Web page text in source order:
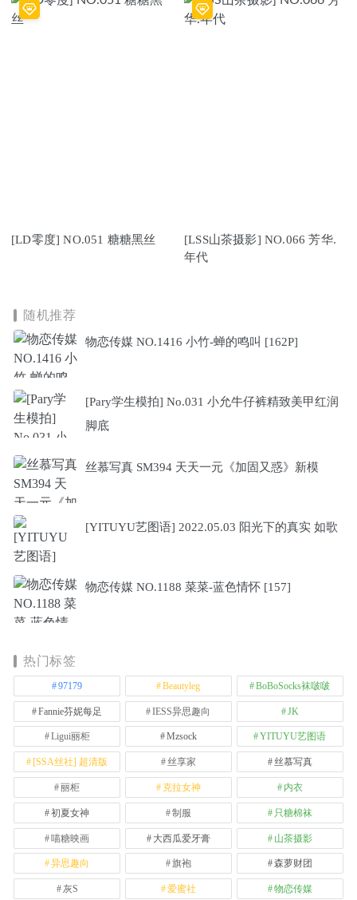
[LD零度] NO.051 糖糖黑丝
[LSS山茶摄影] NO.066 芳华.
年代
随机推荐
物恋传媒 NO.1416 小竹-蝉的鸣叫 [162P]
[Pary学生模拍] No.031 小允牛仔裤精致美甲红润
脚底
丝慕写真 SM394 天天一元《加固又惑》新模
[YITUYU艺图语] 2022.05.03 阳光下的真实 如歌
物恋传媒 NO.1188 菜菜-蓝色情怀 [157]
热门标签
97179 Beautyleg BoBoSocks袜啵啵
Fannie芬妮每足 IESS异思趣向 JK
Ligui丽柜 Mzsock YITUYU艺图语
[SSA丝社] 超清版 丝享家 丝慕写真
丽柜 克拉女神 内衣
初夏女神 制服 只糖棉袜
喵糖映画 大西瓜爱牙膏 山茶摄影
异思趣向 旗袍 森萝财团
灰S 爱蜜社 物恋传媒